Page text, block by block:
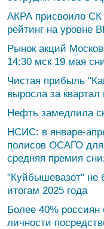
АКРА присвоило
рейтинг на уровне
Рынок акций
14:30 мск 19 мая
Чистая прибыль
выросла за квартал
Нефть замедлила
НСИС: в январе-
полисов ОСАГО для
средняя премия
"Куйбышевазот" не
итогам 2025 года
Более 40%
личности